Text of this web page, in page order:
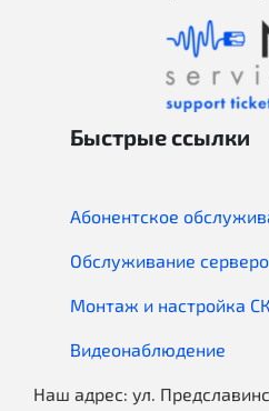
Быстрые ссылки
Абонентское
Обслуживание
Монтаж и настройка
Видеонаблюдение
Наш адрес: ул.